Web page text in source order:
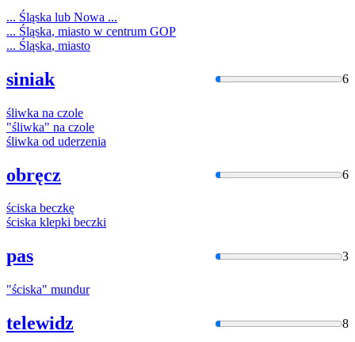
... Śląska lub Nowa ...
... Śląska, miasto w centrum GOP
... Śląska, miasto
siniak 6
śliwka na czole
"śliwka" na czole
śliwka od uderzenia
obręcz 6
ściska beczkę
ściska klepki beczki
pas 3
"ściska" mundur
telewidz 8